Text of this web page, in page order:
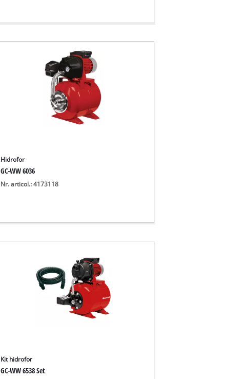
Hidrofor
GC-WW 6036
Nr. articol.: 4173118
Kit hidrofor
GC-WW 6538 Set